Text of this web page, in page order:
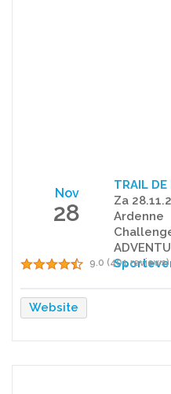
Nov
28
TRAIL DE
Za
Ardenne
9.0 (401 reviews)
Website